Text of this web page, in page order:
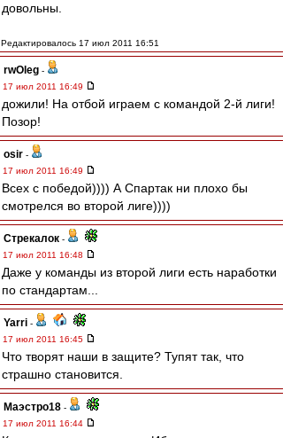
довольны.
Редактировалось 17 июл 2011 16:51
rwOleg -
17 июл 2011 16:49
дожили! На отбой играем с командой 2-й лиги!
Позор!
osir -
17 июл 2011 16:49
Всех с победой)))) А Спартак ни плохо бы
смотрелся во второй лиге))))
Стрекалок -
17 июл 2011 16:48
Даже у команды из второй лиги есть наработки
по стандартам...
Yarri -
17 июл 2011 16:45
Что творят наши в защите? Тупят так, что
страшно становится.
Маэстро18 -
17 июл 2011 16:44